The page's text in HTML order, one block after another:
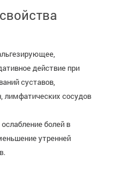
действие при
суставов,
лимфатических сосудов
болей в
утренней